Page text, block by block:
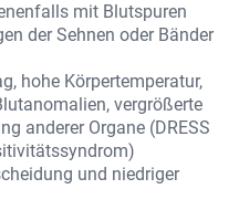
mit Blutspuren
der Sehnen oder Bänder
hohe Körpertemperatur,
vergrößerte
anderer Organe (DRESS
und niedriger